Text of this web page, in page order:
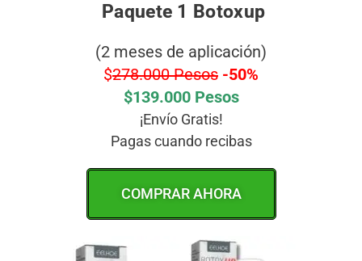
Paquete 1 Botoxup
(2 meses de aplicación)
$278.000 Pesos -50%
$139.000 Pesos
¡Envío Gratis!
Pagas cuando recibas
COMPRAR AHORA